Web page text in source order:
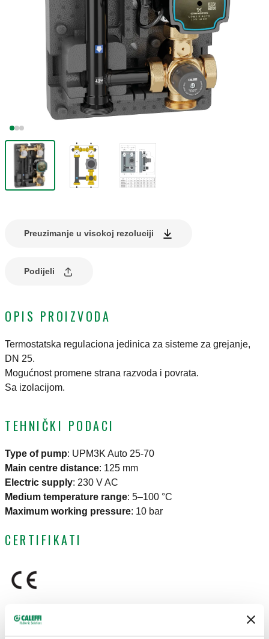
Preuzimanje u visokoj rezoluciji
Podijeli
OPIS PROIZVODA
Termostatska regulaciona jedinica za sisteme za grejanje,
DN 25.
Mogućnost promene strana razvoda i povrata.
Sa izolacijom.
TEHNIČKI PODACI
Type of pump: UPM3K Auto 25-70
Main centre distance: 125 mm
Electric supply: 230 V AC
Medium temperature range: 5–100 °C
Maximum working pressure: 10 bar
CERTIFIKATI
CRTEŽI I SPECIFIKACIJE